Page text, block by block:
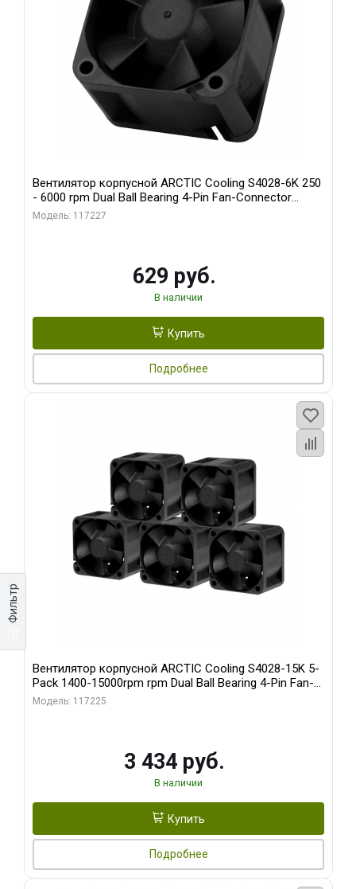
Фильтр
Вентилятор корпусной ARCTIC Cooling S4028-6K 250
- 6000 rpm Dual Ball Bearing 4-Pin Fan-Connector
(ACFAN00185A)
Модель: 117227
629 руб.
В наличии
Купить
Подробнее
Вентилятор корпусной ARCTIC Cooling S4028-15K 5-
Pack 1400-15000rpm rpm Dual Ball Bearing 4-Pin Fan-
Connector (ACFAN00274A)
Модель: 117225
3 434 руб.
В наличии
Купить
Подробнее